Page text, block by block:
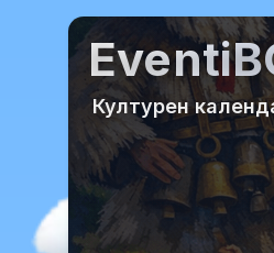
Културен